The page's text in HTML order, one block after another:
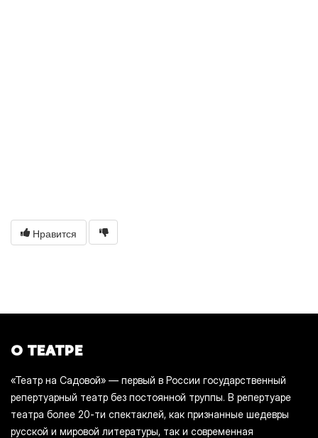
Нравится
О ТЕАТРЕ
«Театр на Садовой» — первый в России государственный
репертуарный театр без постоянной труппы. В репертуаре
театра более 20-ти спектаклей, как признанные шедевры
русской и мировой литературы, так и современная